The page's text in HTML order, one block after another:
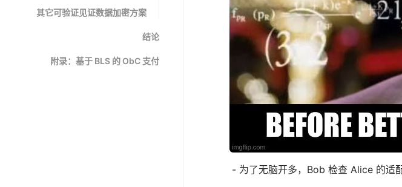
其它可验证见证数据加密方案
结论
附录：基于 BLS 的 ObC 支付
- 为了无脑开多，Bob 检查 Alice 的适